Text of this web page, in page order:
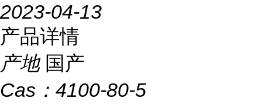
2023-04-13
产品详情
产地 国产
Cas： 4100-80-5